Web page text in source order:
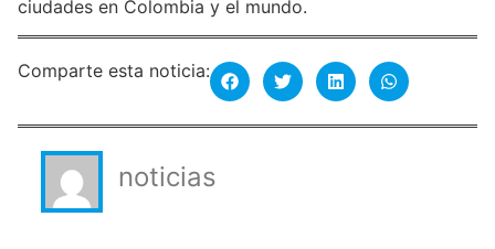
ciudades en Colombia y el mundo.
Comparte esta noticia:
noticias